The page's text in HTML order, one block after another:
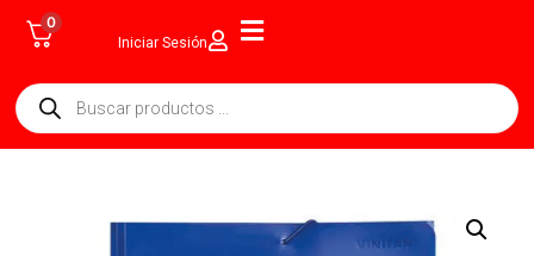
0
Iniciar Sesión